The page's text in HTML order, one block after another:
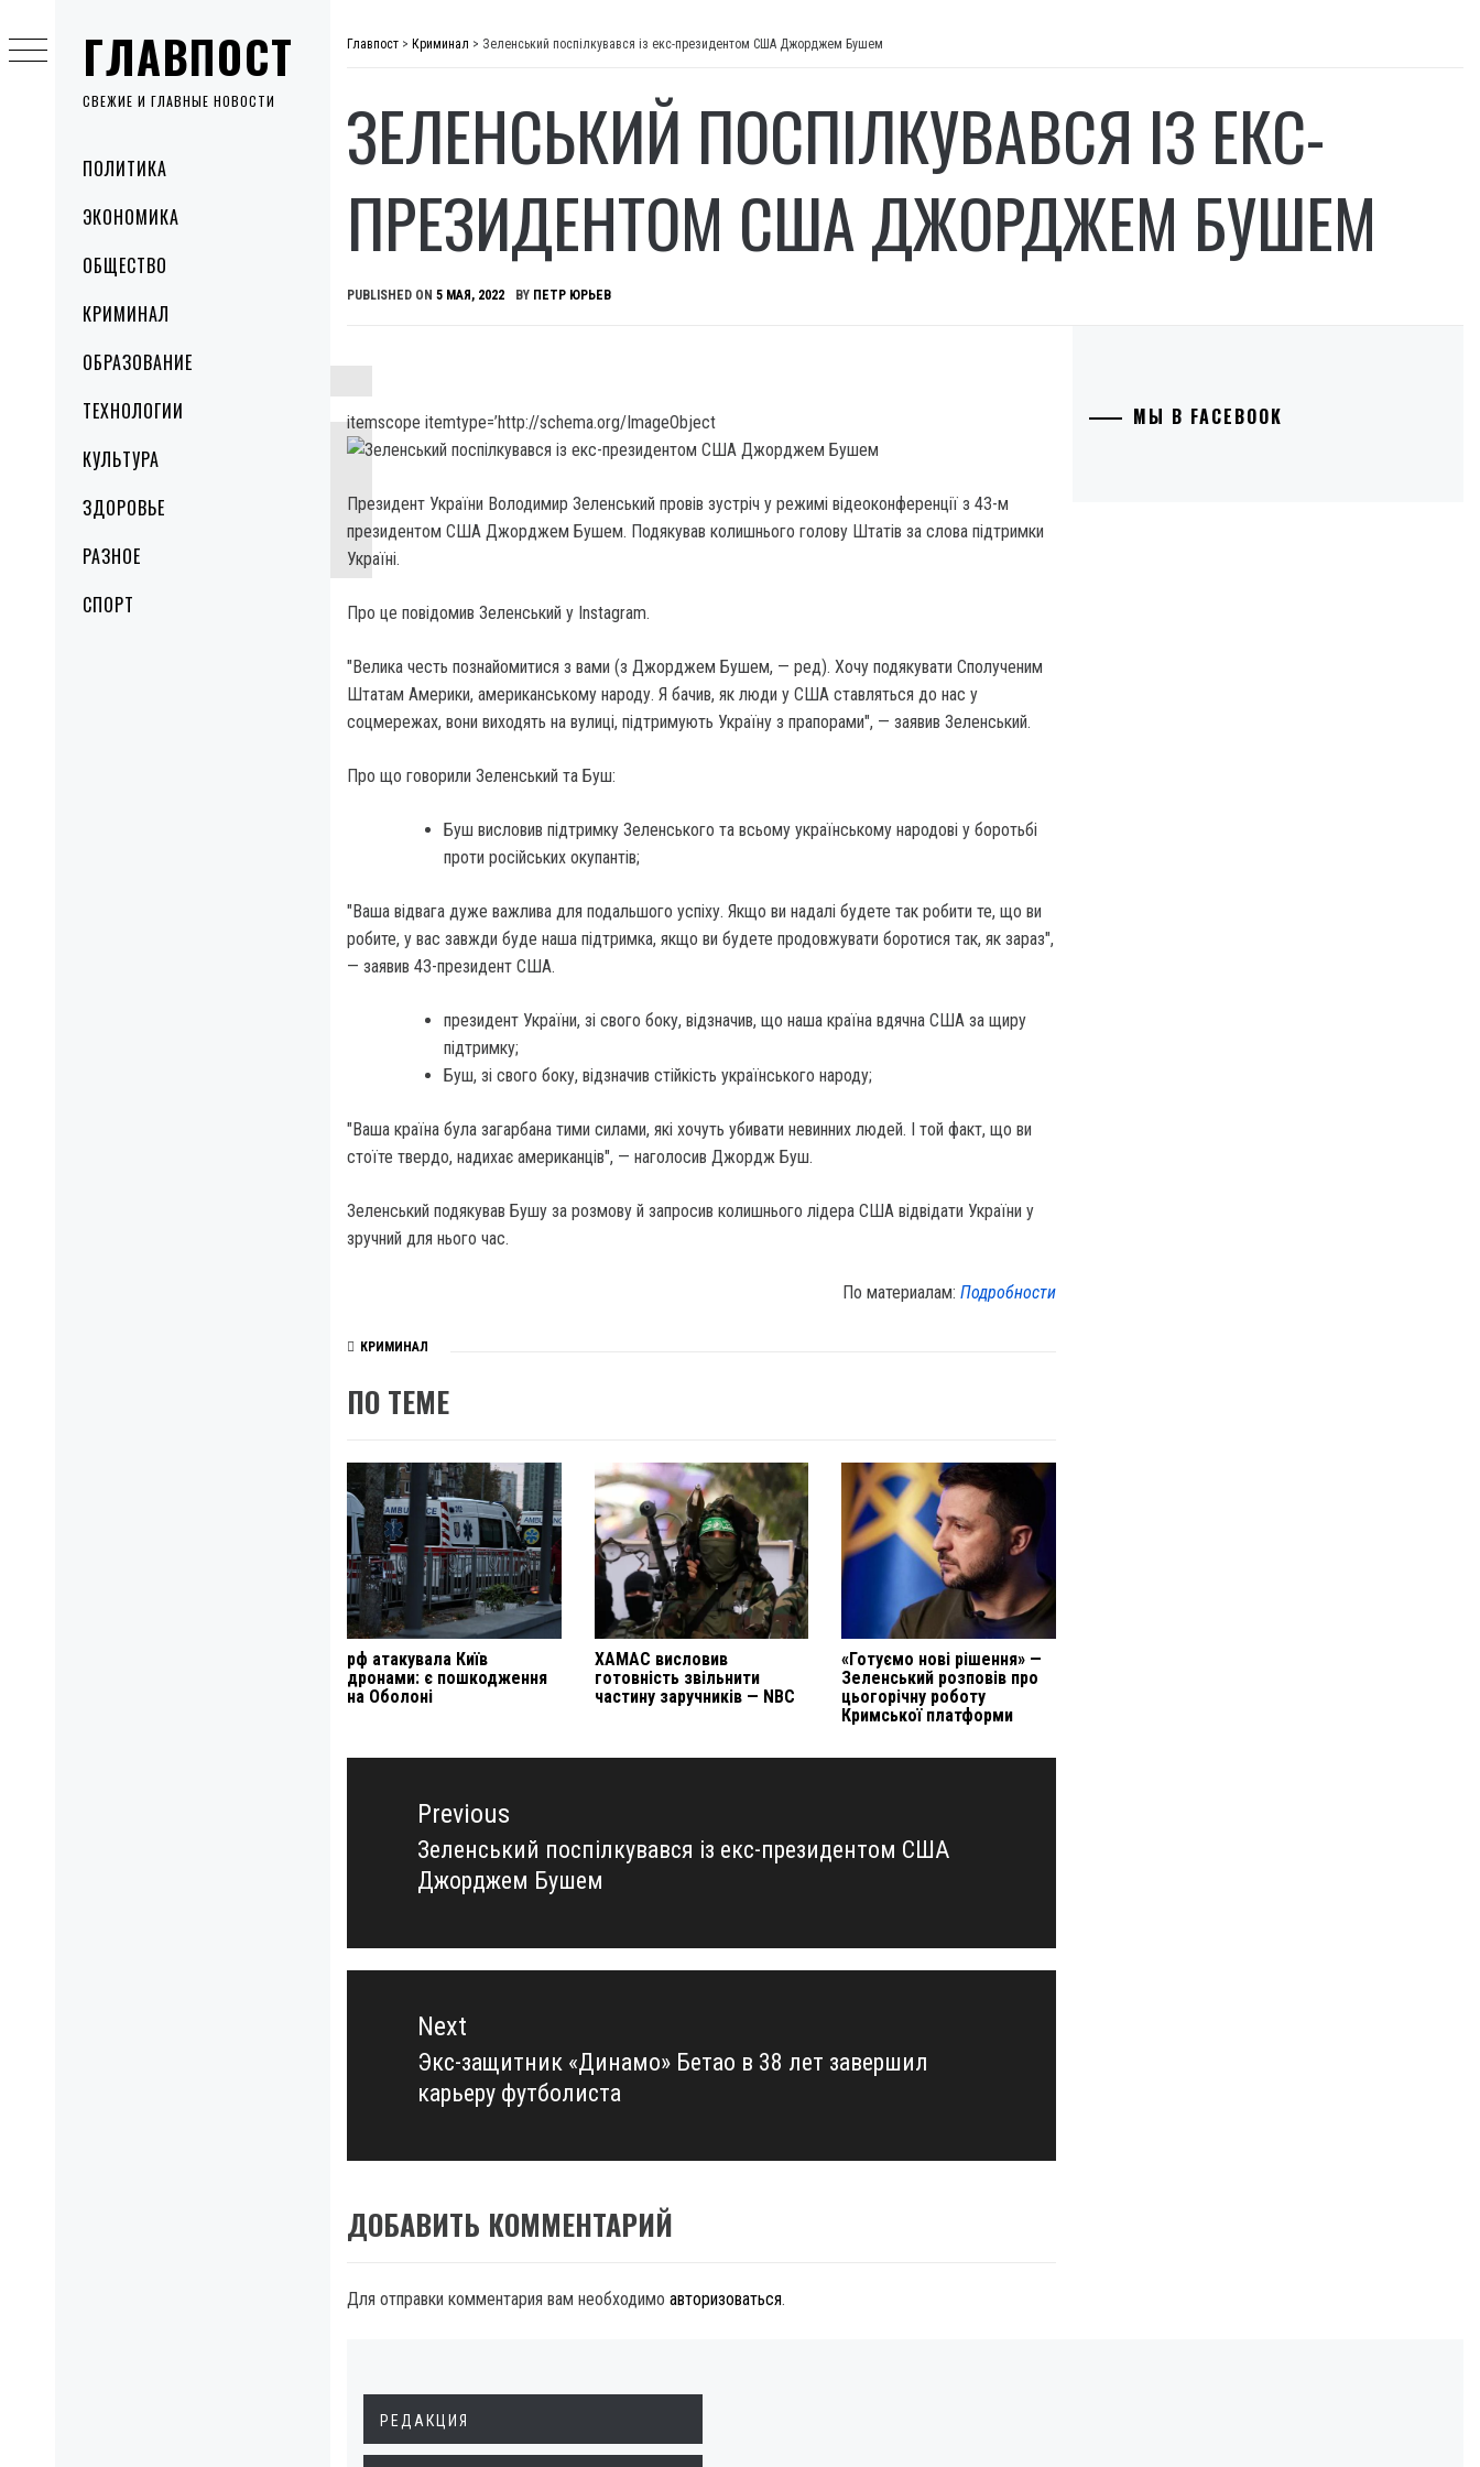
ГЛАВПОСТ
СВЕЖИЕ И ГЛАВНЫЕ НОВОСТИ
MenuПОЛИТИКА
ЭКОНОМИКА
ОБЩЕСТВО
КРИМИНАЛ
ОБРАЗОВАНИЕ
ТЕХНОЛОГИИ
КУЛЬТУРА
ЗДОРОВЬЕ
РАЗНОЕ
СПОРТ
to
content
Главпост > Криминал > Зеленський поспілкувався із екс-президентом США Джорджем Бушем
ЗЕЛЕНСЬКИЙ ПОСПІЛКУВАВСЯ ІЗ ЕКС-
ПРЕЗИДЕНТОМ США ДЖОРДЖЕМ БУШЕМ
PUBLISHED ON 5 МАЯ, 2022 BY ПЕТР ЮРЬЕВ
itemscope itemtype=’http://schema.org/ImageObject
Президент України Володимир Зеленський провів зустріч у режимі відеоконференції з 43-м
президентом США Джорджем Бушем. Подякував колишнього голову Штатів за слова підтримки
Україні.
Про це повідомив Зеленський у Instagram.
"Велика честь познайомитися з вами (з Джорджем Бушем, — ред). Хочу подякувати Сполученим
Штатам Америки, американському народу. Я бачив, як люди у США ставляться до нас у
соцмережах, вони виходять на вулиці, підтримують Україну з прапорами", — заявив Зеленський.
Про що говорили Зеленський та Буш:
Буш висловив підтримку Зеленського та всьому українському народові у боротьбі
проти російських окупантів;
"Ваша відвага дуже важлива для подальшого успіху. Якщо ви надалі будете так робити те, що ви
робите, у вас завжди буде наша підтримка, якщо ви будете продовжувати боротися так, як зараз",
— заявив 43-президент США.
президент України, зі свого боку, відзначив, що наша країна вдячна США за щиру
підтримку;
Буш, зі свого боку, відзначив стійкість українського народу;
"Ваша країна була загарбана тими силами, які хочуть убивати невинних людей. І той факт, що ви
стоїте твердо, надихає американців", — наголосив Джордж Буш.
Зеленський подякував Бушу за розмову й запросив колишнього лідера США відвідати України у
зручний для нього час.
По материалам:Подробности
КРИМИНАЛ
ПО ТЕМЕ
рф атакувала Київ
дронами: є пошкодження
на Оболоні
ХАМАС висловив
готовність звільнити
частину заручників — NBC
«Готуємо нові рішення» —
Зеленський розповів про
цьогорічну роботу
Кримської платформи
Навигация
записямPrevious
Previous
post:
Зеленський поспілкувався із екс-президентом США
Джорджем Бушем
Next
Next
post:
Экс-защитник «Динамо» Бетао в 38 лет завершил
карьеру футболиста
ДОБАВИТЬ КОММЕНТАРИЙ
Для отправки комментария вам необходимо авторизоваться.
МЫ В FACEBOOK
РЕДАКЦИЯ